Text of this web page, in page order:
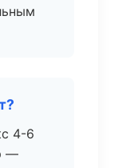
4-6
—